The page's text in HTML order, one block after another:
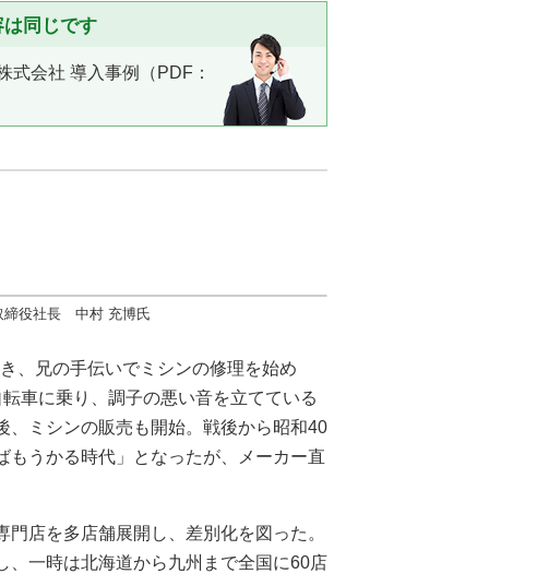
同じです
式会社 導入事例（PDF：
締役社長 中村 充博氏
、兄の手伝いでミシンの修理を始め
車に乗り、調子の悪い音を立てている
、ミシンの販売も開始。戦後から昭和40
うかる時代」となったが、メーカー直
店を多店舗展開し、差別化を図った。
、一時は北海道から九州まで全国に60店